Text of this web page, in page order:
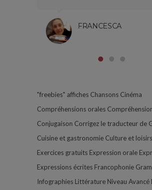
FRANCESCA
"freebies" affiches Chansons Cinéma
Compréhensions orales
Conjugaison Corrigez le traducteur de
Cuisine et gastronomie Culture et loisirs
Exercices gratuits Expression orale
Expressions écrites Francophonie
Infographies Littérature Niveau Avancé